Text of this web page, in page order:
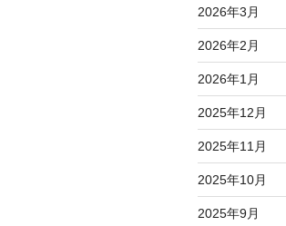
2026年3月
2026年2月
2026年1月
2025年12月
2025年11月
2025年10月
2025年9月